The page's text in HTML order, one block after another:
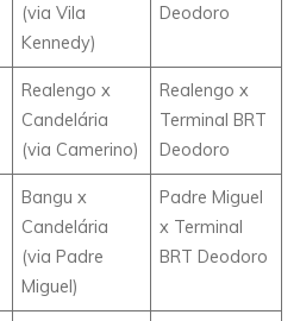
(via Vila
Kennedy)
Deodoro
Realengo x
Candelária
(via Camerino)
Realengo x
Terminal BRT
Deodoro
Bangu x
Candelária
(via Padre
Miguel)
Padre Miguel
x Terminal
BRT Deodoro